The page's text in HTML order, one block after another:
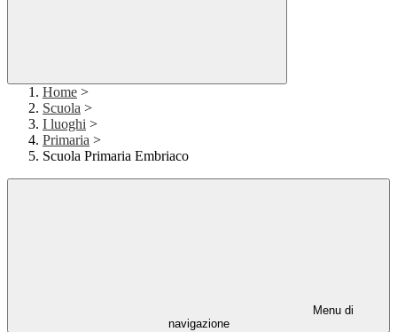
Home >
Scuola >
I luoghi >
Primaria >
Scuola Primaria Embriaco
Menu di
navigazione